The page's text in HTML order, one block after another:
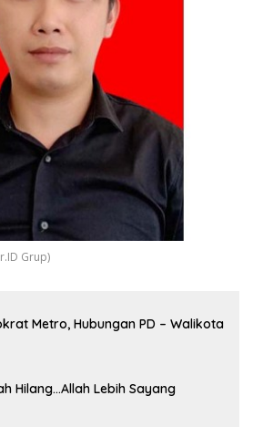
Grup)
Metro, Hubungan PD – Walikota
Hilang…Allah Lebih Sayang